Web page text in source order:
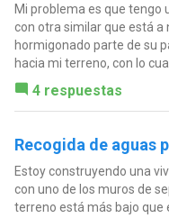
Mi problema es que tengo
con otra similar que está a
hormigonado parte de su
hacia mi terreno, con lo
4 respuestas
Recogida de aguas
Estoy construyendo una
con uno de los muros de
terreno está más bajo que